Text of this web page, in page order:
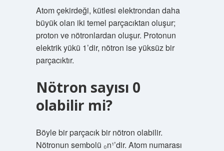
Atom çekirdeği, kütlesi elektrondan daha
büyük olan iki temel parçacıktan oluşur;
proton ve nötronlardan oluşur. Protonun
elektrik yükü 1’dir, nötron ise yüksüz bir
parçacıktır.
Nötron sayısı 0
olabilir mi?
Böyle bir parçacık bir nötron olabilir.
Nötronun sembolü ₀n¹’dir. Atom numarası